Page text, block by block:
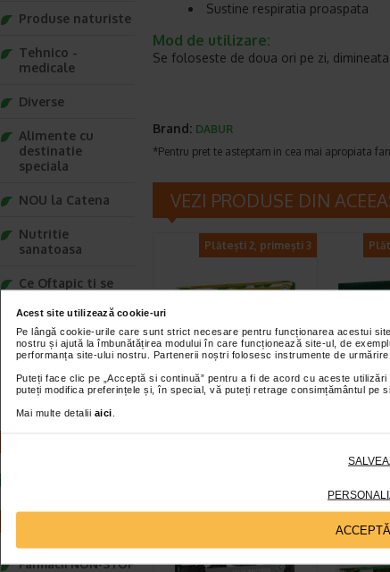
Acest site utilizează cookie-uri
Pe lângă cookie-urile care sunt strict necesare pentru funcționarea acestui
nostru și ajută la îmbunătățirea modului în care funcționează site-ul, de
performanța site-ului nostru. Partenerii noștri folosesc instrumente de
Puteți face clic pe „Acceptă si continuă” pentru a fi de acord cu aceste
puteți modifica preferințele și, în special, vă puteți retrage consimțământul pe
Mai multe detalii aici
Sustine respiratia proaspata
Mod de utilizare:
Se foloseste de doua ori pe zi,
Brand: DABUR
*Pentru pret te asteptam in cea mai apropiata
VEZI PRODUSE DIN
Plătești 2, primești 3
Pasta de dinti
respiratie proaspata
Pasta
miswak,
Produse naturiste
Tehnico -
medicale
Diverse
Alimente cu
destinatie
speciala
NOU la Catena
Nutritie
sanatoasa
Ce Oftapic ti se
Adora – Adorabili
din prima clipa
Seturi cadou
Baylis&Harding
Farmacii NON-STOP